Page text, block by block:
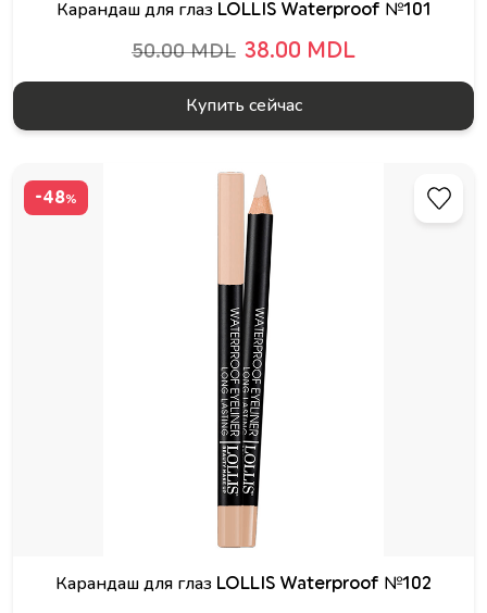
Карандаш для глаз LOLLIS Waterproof №101
50.00 MDL 38.00 MDL
Купить сейчас
-48%
Карандаш для глаз LOLLIS Waterproof №102